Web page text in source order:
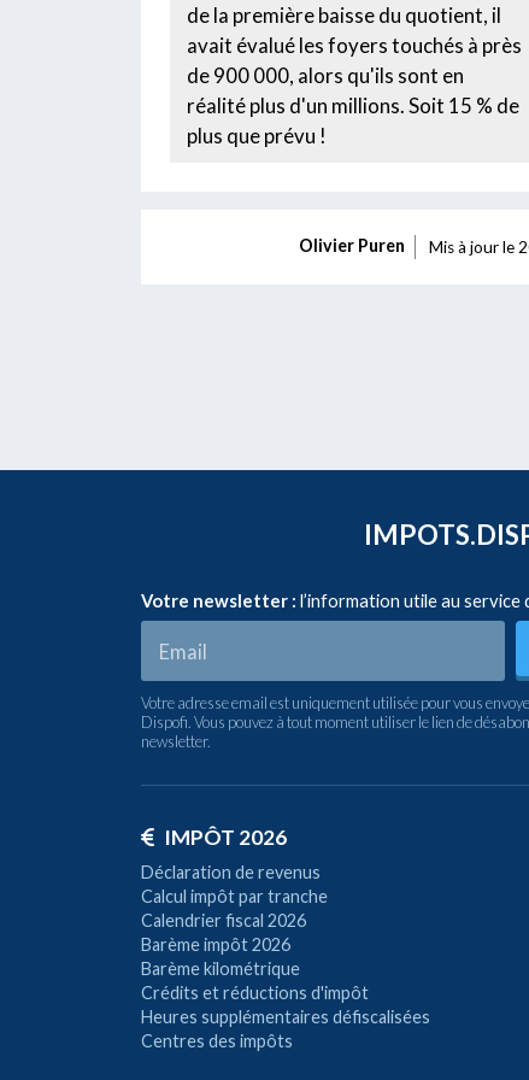
de la première baisse du quotient, il
avait évalué les foyers touchés à près
de 900 000, alors qu'ils sont en
réalité plus d'un millions. Soit 15 % de
plus que prévu !
Olivier Puren Mis à jour le
Votre newsletter : l’information utile au service
Votre adresse email est uniquement utilisée pour vous
Dispofi. Vous pouvez à tout moment utiliser le lien de
newsletter.
IMPÔT 2026
Déclaration de revenus
Calcul impôt par tranche
Calendrier fiscal 2026
Barème impôt 2026
Barème kilométrique
Crédits et réductions d'impôt
Heures supplémentaires défiscalisées
Centres des impôts